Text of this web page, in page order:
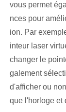
vous permet
nces pour
ion. Par
inteur laser
changer le
galement
d'afficher ou
que l'horloge et